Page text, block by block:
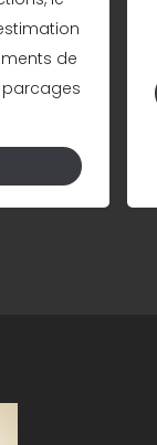
de
parcages